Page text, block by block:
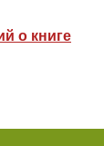
о книге